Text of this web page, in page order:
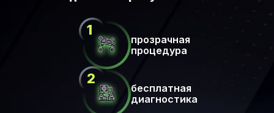
прозрачная
процедура
бесплатная
диагностика